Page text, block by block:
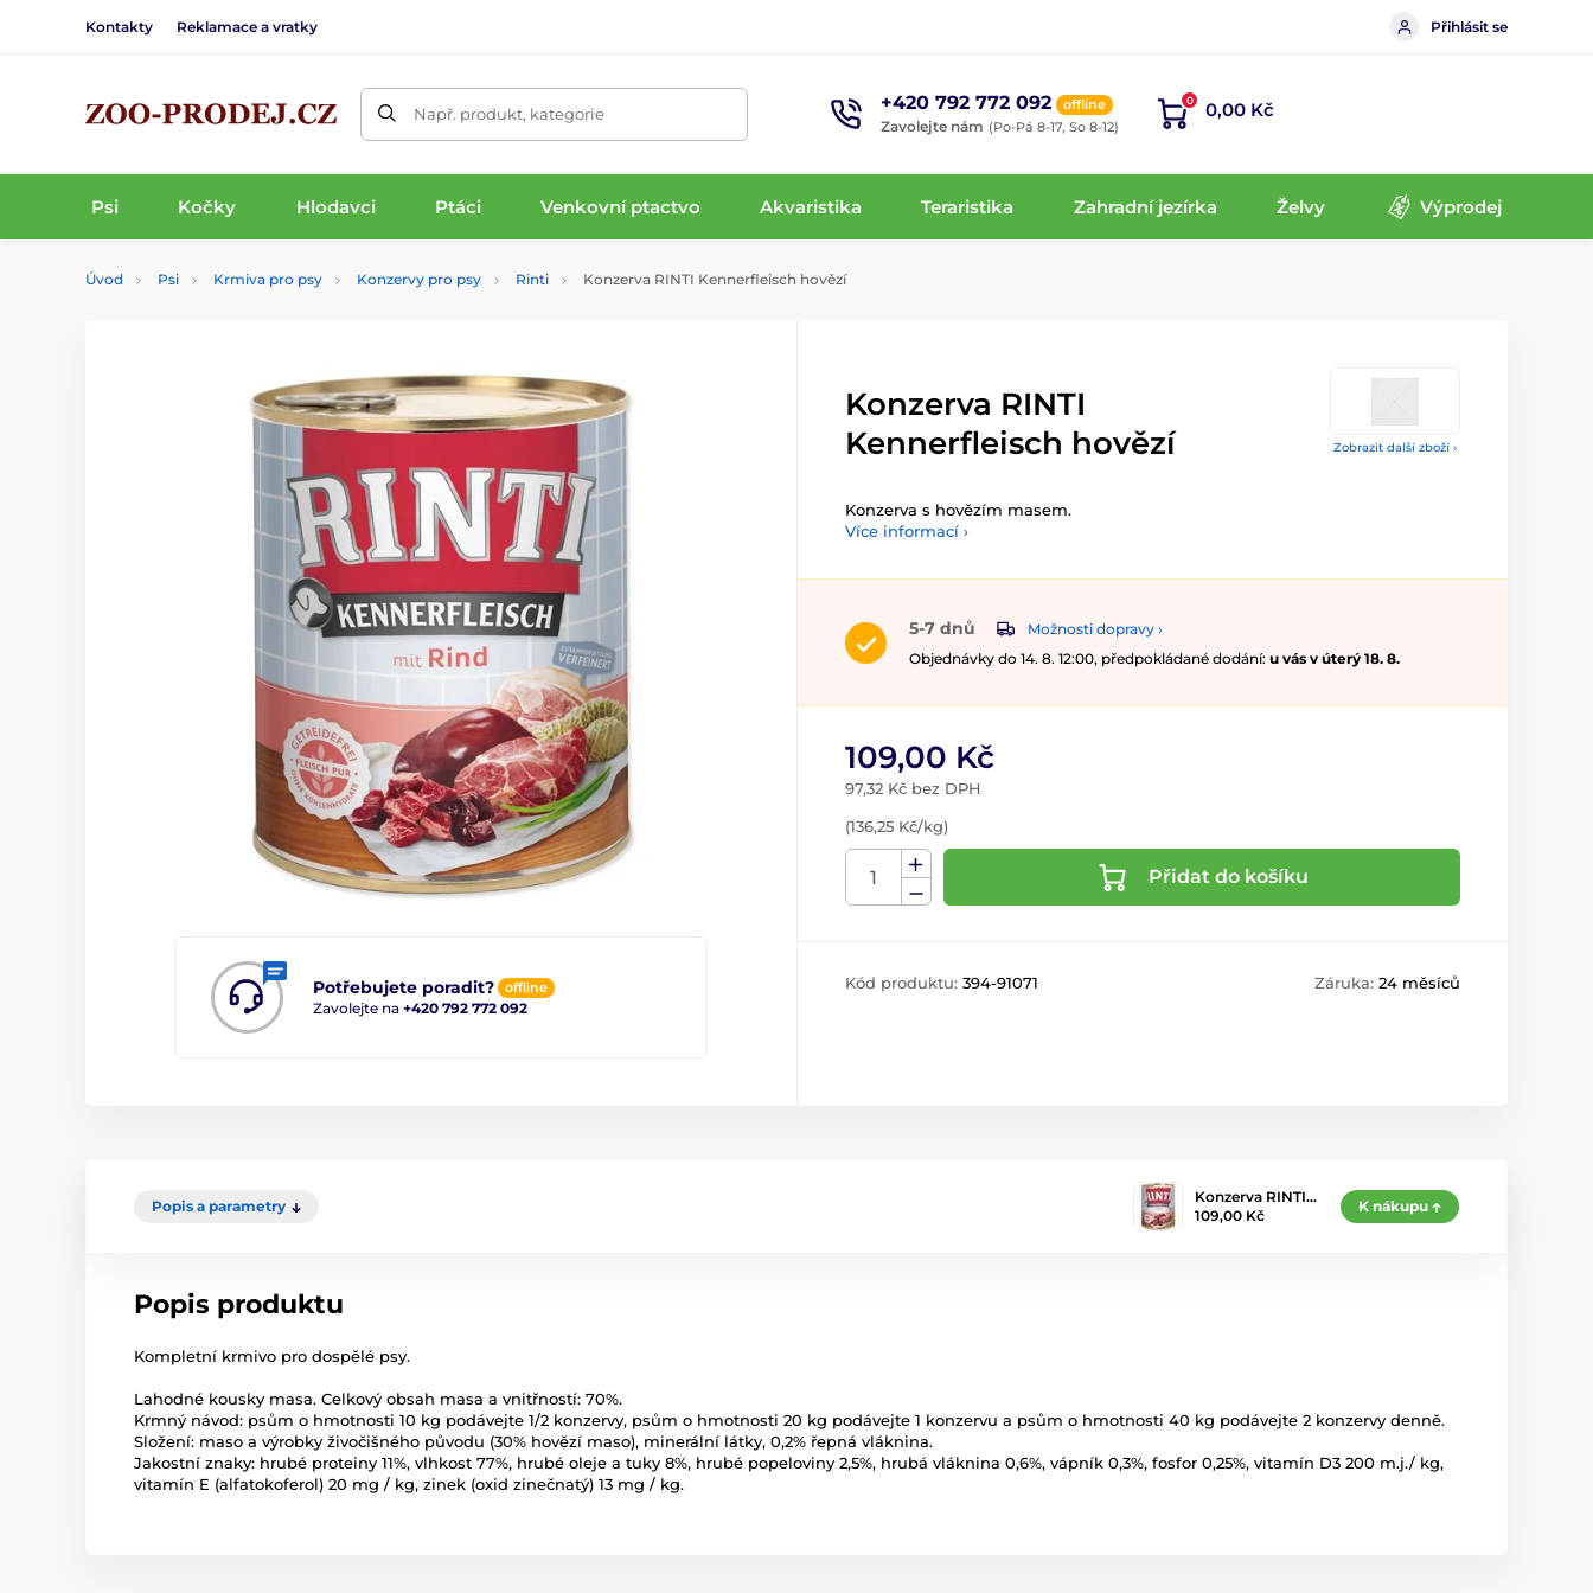
Kontakty Reklamace a vratky Přihlásit se
Např. produkt, kategorie +420 792 772 092 offline
Zavolejte nám (Po-Pá 8-17, So 8-12)
0 0,00 Kč
Psi Kočky Hlodavci Ptáci Venkovní ptactvo Akvaristika Teraristika Zahradní jezírka Želvy Výprodej
Úvod Psi Krmiva pro psy Konzervy pro psy Rinti Konzerva RINTI Kennerfleisch hovězí
Zobrazit další zboží ›
Potřebujete poradit? offline
Zavolejte na +420 792 772 092
Konzerva RINTI
Kennerfleisch hovězí
Konzerva s hovězím masem.
Více informací ›
5-7 dnů
Možnosti dopravy ›
Objednávky do 14. 8. 12:00, předpokládané dodání: u vás v úterý 18. 8.
109,00 Kč
97,32 Kč bez DPH
(136,25 Kč/kg)
Přidat do košíku
Kód produktu: 394-91071 Záruka: 24 měsíců
Popis a parametry
Konzerva RINTI…
109,00 Kč
K nákupu
Popis produktu
Kompletní krmivo pro dospělé psy.
Lahodné kousky masa. Celkový obsah masa a vnitřností: 70%.
Krmný návod: psům o hmotnosti 10 kg podávejte 1/2 konzervy, psům o hmotnosti 20 kg podávejte 1 konzervu a psům o hmotnosti 40 kg podávejte 2 konzervy denně.
Složení: maso a výrobky živočišného původu (30% hovězí maso), minerální látky, 0,2% řepná vláknina.
Jakostní znaky: hrubé proteiny 11%, vlhkost 77%, hrubé oleje a tuky 8%, hrubé popeloviny 2,5%, hrubá vláknina 0,6%, vápník 0,3%, fosfor 0,25%, vitamín D3 200 m.j./ kg,
vitamín E (alfatokoferol) 20 mg / kg, zinek (oxid zinečnatý) 13 mg / kg.